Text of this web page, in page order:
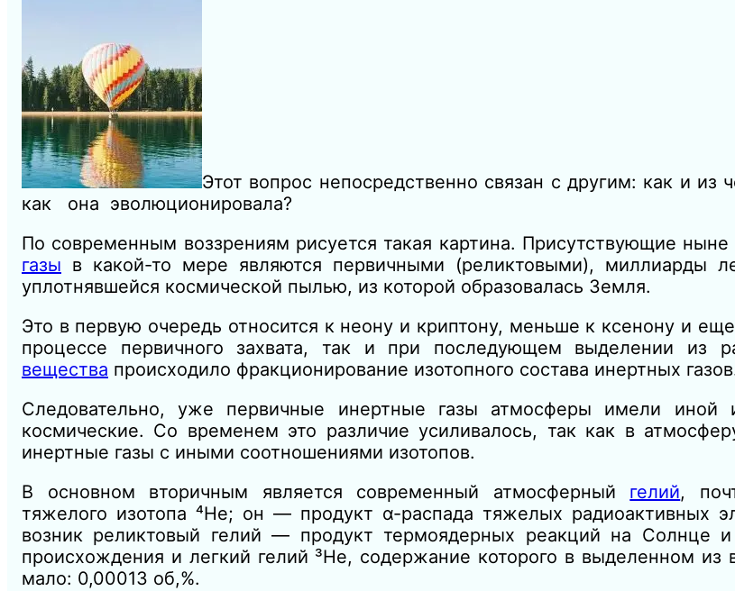
Этот вопрос непосредственно связан с другим: как и
как она эволюционировала?
По современным воззрениям рисуется такая картина. Присутствующие
газы в какой-то мере являются первичными (реликтовыми), миллиарды
уплотнявшейся космической пылью, из которой образовалась Земля.
Это в первую очередь относится к неону и криптону, меньше к ксенону и
процессе первичного захвата, так и при последующем выделении из
вещества происходило фракционирование изотопного состава инертных
Следовательно, уже первичные инертные газы атмосферы имели иной
космические. Со временем это различие усиливалось, так как в
инертные газы с иными соотношениями изотопов.
В основном вторичным является современный атмосферный гелий,
тяжелого изотопа ⁴Не; он — продукт α-распада тяжелых радиоактивных
возник реликтовый гелий — продукт термоядерных реакций на Солнце и
происхождения и легкий гелий ³Не, содержание которого в выделенном из
мало: 0,00013 об,%.